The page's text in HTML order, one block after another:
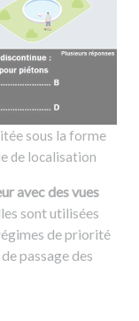
sous la forme
de localisation
avec des vues
sont utilisées
de priorité
passage des